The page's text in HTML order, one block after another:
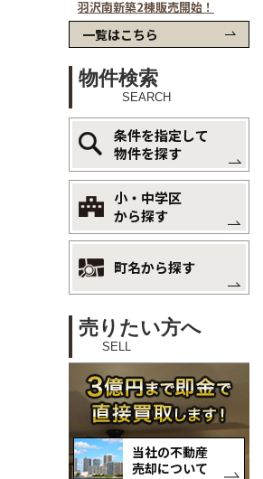
一覧はこちら
物件検索
SEARCH
条件を指定して
物件を探す
小・中学区
から探す
町名から探す
売りたい方へ
SELL
当社の不動産
売却について